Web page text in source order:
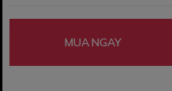
MUA NGAY